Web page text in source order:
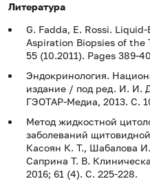
Литература
G. Fadda, E. Rossi.
Aspiration Biopsies of the
55 (10.2011). Pages 389-
Эндокринология.
издание / под ред. И. И.
ГЭОТАР-Медиа, 2013. С.
Метод жидкостной
заболеваний
Касоян К. Т., Шабалова
Саприна Т. В.
2016; 61 (4). С. 225-228.